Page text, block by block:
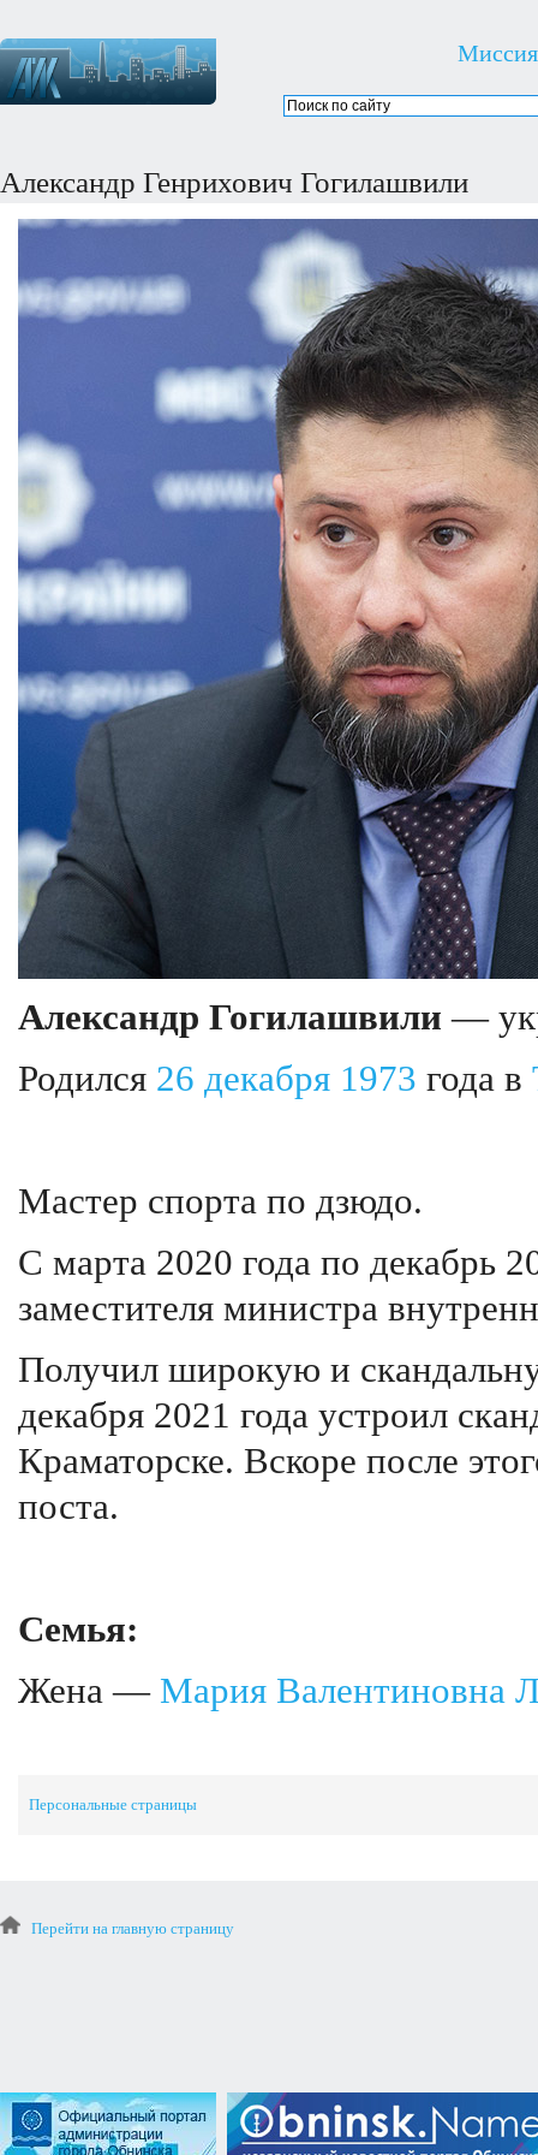
Миссия
Александр Генрихович Гогилашвили
Александр Гогилашвили —
Родился 26 декабря 1973 года в
Мастер спорта по дзюдо.
С марта 2020 года по декабрь
заместителя министра
Получил широкую и
декабря 2021 года устроил
Краматорске. Вскоре после
поста.
Семья:
Жена — Мария Валентиновна
Персональные страницы
Перейти на главную страницу